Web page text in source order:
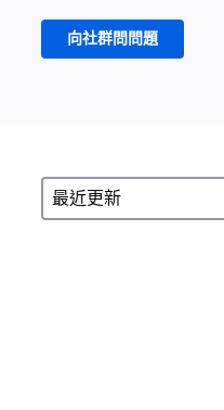
向社群問問題